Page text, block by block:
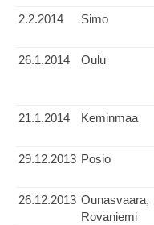
2.2.2014 Simo
26.1.2014 Oulu
21.1.2014 Keminmaa
29.12.2013 Posio
26.12.2013 Ounasvaara,
Rovaniemi